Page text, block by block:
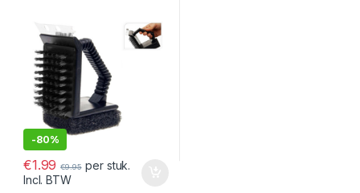
-80%
€1.99 €9.95 per stuk.
Incl. BTW